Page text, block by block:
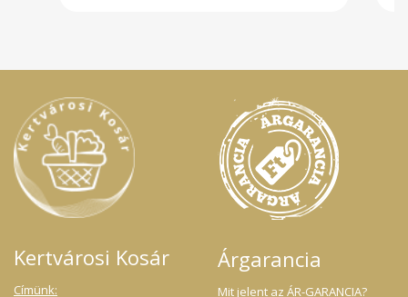
Kertvárosi Kosár
Címünk:
Árgarancia
Mit jelent az ÁR-GARANCIA?